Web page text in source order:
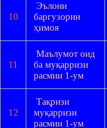
10
Эълони
баргузории
ҳимоя
11
Маълумот оид
ба муқарризи
расмии 1-ум
12
Тақризи
муқарризи
расмии 1-ум